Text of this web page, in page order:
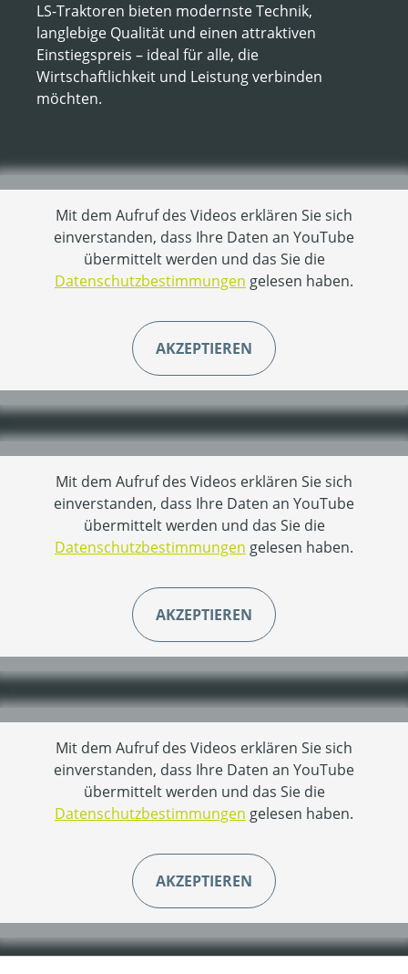
LS-Traktoren bieten modernste Technik,
langlebige Qualität und einen attraktiven
Einstiegspreis – ideal für alle, die
Wirtschaftlichkeit und Leistung verbinden
möchten.
Mit dem Aufruf des Videos erklären Sie sich
einverstanden, dass Ihre Daten an YouTube
übermittelt werden und das Sie die
Datenschutzbestimmungen gelesen haben.
AKZEPTIEREN
Mit dem Aufruf des Videos erklären Sie sich
einverstanden, dass Ihre Daten an YouTube
übermittelt werden und das Sie die
Datenschutzbestimmungen gelesen haben.
AKZEPTIEREN
Mit dem Aufruf des Videos erklären Sie sich
einverstanden, dass Ihre Daten an YouTube
übermittelt werden und das Sie die
Datenschutzbestimmungen gelesen haben.
AKZEPTIEREN